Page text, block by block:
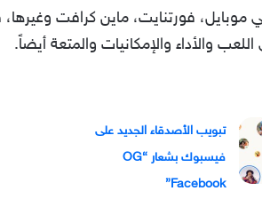
تبويب الأصدقاء الجديد على
فيسبوك بشعار “OG
Facebook”